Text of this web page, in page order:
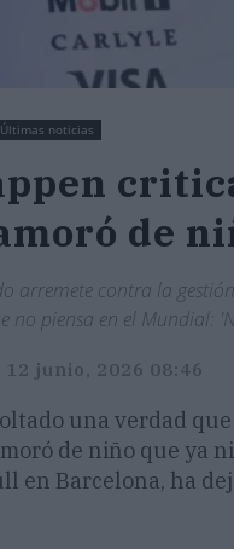
Últimas noticias
de
arremete contra la
no piensa en el Mundial:
12 junio, 2026 08:46
una verdad
de niño que ya
en Barcelona, ha